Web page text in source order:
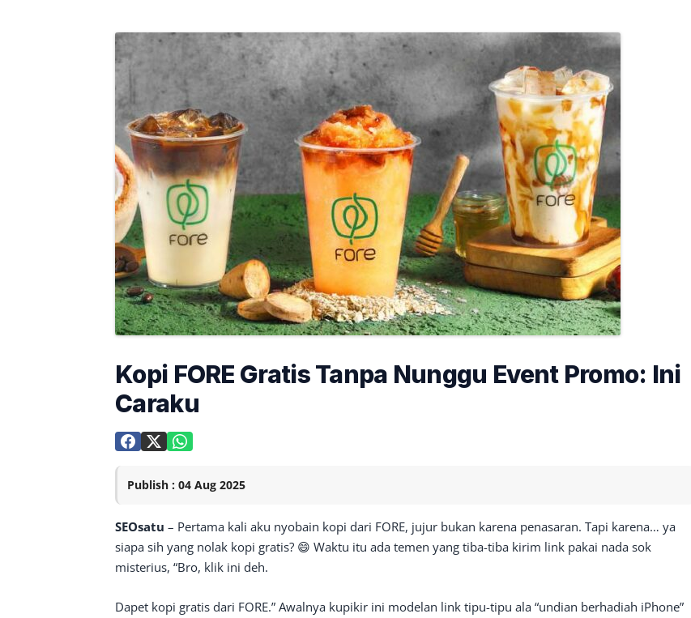
Kopi FORE Gratis Tanpa Nunggu Event Promo: Ini
Caraku
Publish : 04 Aug 2025
SEOsatu – Pertama kali aku nyobain kopi dari FORE, jujur bukan karena penasaran. Tapi karena… ya
siapa sih yang nolak kopi gratis? 😄 Waktu itu ada temen yang tiba-tiba kirim link pakai nada sok
misterius, “Bro, klik ini deh.
Dapet kopi gratis dari FORE.” Awalnya kupikir ini modelan link tipu-tipu ala “undian berhadiah iPhone”